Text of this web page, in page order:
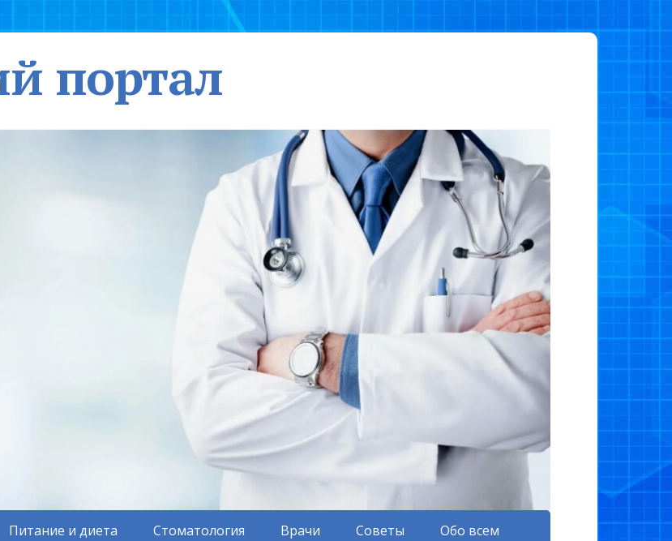
портал
Питание и диета Стоматология Врачи Советы Обо всем